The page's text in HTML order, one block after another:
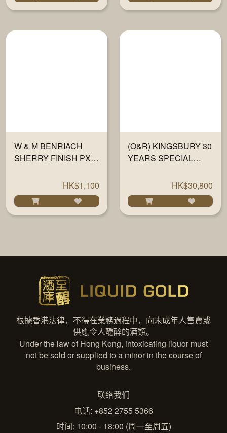
W & M BENRIACH
SHERRY FINISH PX
HK$1,100
(O&R) KINGSBURY 30
YEARS SPECIAL
HK$30,800
根據香港法律，不得在業務過程中，向未成年人售賣或
供應令人醺醉的酒類。
Under the law of Hong Kong, intoxicating liquor must
not be sold or supplied to a minor in the course of
business.
联络我们
电话: +852 2755 5366
时间: 10:00 - 18:00 (周一至周五)